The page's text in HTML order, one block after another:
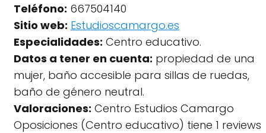
Teléfono: 667504140
Sitio web: Estudioscamargo.es
Especialidades: Centro educativo.
Datos a tener en cuenta: propiedad de una
mujer, baño accesible para sillas de ruedas,
baño de género neutral.
Valoraciones: Centro Estudios Camargo
Oposiciones (Centro educativo) tiene 1 reviews